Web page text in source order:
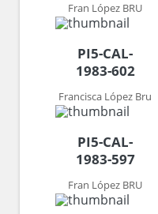
Fran López BRU
PI5-CAL-
1983-602
Francisca López Bru
PI5-CAL-
1983-597
Fran López BRU